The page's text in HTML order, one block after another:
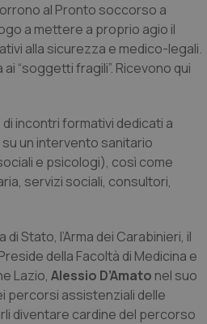
al Pronto soccorso a
a mettere a proprio agio il
alla sicurezza e medico-legali.
“soggetti fragili”. Ricevono qui
incontri formativi dedicati a
un intervento sanitario
e psicologi), così come
servizi sociali, consultori,
Stato, l’Arma dei Carabinieri, il
della Facoltà di Medicina e
Lazio, Alessio D’Amato nel suo
percorsi assistenziali delle
diventare cardine del percorso